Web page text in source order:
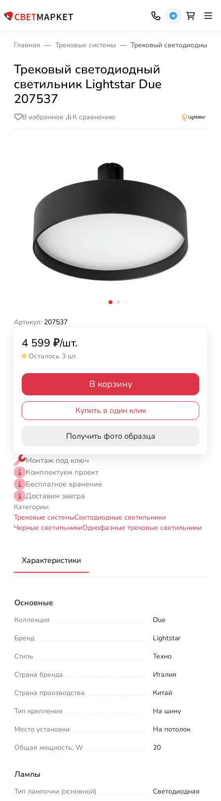
Главная Трековые системы Трековый светодиодный
Трековый светодиодный
светильник Lightstar Due
207537
В избранное К сравнению
Артикул: 207537
4 599 ₽/шт.
Осталось 3 шт.
В корзину
Купить в один клик
Получить фото образца
Монтаж под ключ
Комплектуем проект
Бесплатное хранение
Доставим завтра
Категории:
Трековые системыСветодиодные светильники
Черные светильникиОднофазные трековые светильники
Характеристики
Основные
Коллекция
Due
Бренд
Lightstar
Стиль
Техно
Страна бренда
Италия
Страна производства
Китай
Тип крепления
На шину
Место установки
На потолок
Общая мощность, W
20
Лампы
Тип лампочки (основной)
Светодиодная